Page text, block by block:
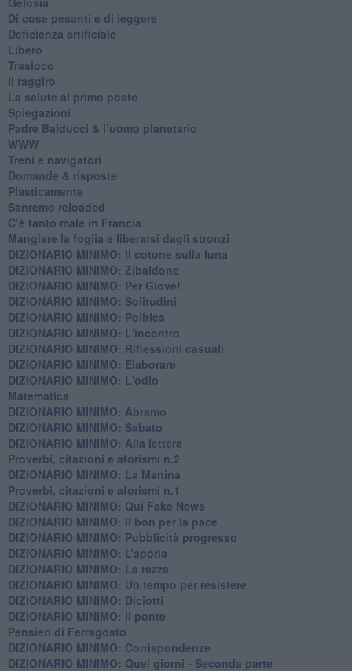
Di cose pesanti e di leggere
​Deficienza artificiale
Libero
Trasloco
Il raggiro
​La salute al primo posto
Spiegazioni
Padre Balducci & l’uomo planetario
WWW
​Treni e navigatori
​Domande & risposte
​Plasticamente
Sanremo reloaded
C’è tanto male in Francia
​Mangiare la foglia e liberarsi dagli stronzi
DIZIONARIO MINIMO: Il cotone sulla luna
DIZIONARIO MINIMO: Zibaldone
DIZIONARIO MINIMO: Per Giove!
DIZIONARIO MINIMO: Solitudini
DIZIONARIO MINIMO: Politica
DIZIONARIO MINIMO: L'incontro
DIZIONARIO MINIMO: Riflessioni casuali
DIZIONARIO MINIMO: Elaborare
DIZIONARIO MINIMO: L'odio
​Matematica
DIZIONARIO MINIMO: Abramo
DIZIONARIO MINIMO: Sabato
​DIZIONARIO MINIMO: Alla lettera
Proverbi, citazioni e aforismi n.2
DIZIONARIO MINIMO: La Manina
​Proverbi, citazioni e aforismi n.1
DIZIONARIO MINIMO: Qui Fake News
DIZIONARIO MINIMO: ​Il bon per la pace
DIZIONARIO MINIMO: Pubblicità progresso
DIZIONARIO MINIMO: L’aporìa
DIZIONARIO MINIMO: La razza
DIZIONARIO MINIMO: Un tempo per resistere
DIZIONARIO MINIMO: Diciotti
DIZIONARIO MINIMO: Il ponte
Pensieri di Ferragosto
DIZIONARIO MINIMO: Corrispondenze
DIZIONARIO MINIMO: Quei giorni - Seconda parte